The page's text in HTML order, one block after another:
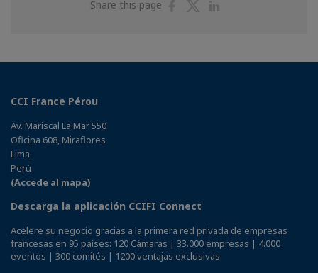
Share this page
ShareShare
CCI France Pérou
Av. Mariscal La Mar 550
Oficina 608, Miraflores
Lima
Perú
(Accede al mapa)
Descarga la aplicación CCIFI Connect
Acelere su negocio gracias a la primera red privada de empresas
francesas en 95 países: 120 Cámaras | 33.000 empresas | 4.000
eventos | 300 comités | 1200 ventajas exclusivas